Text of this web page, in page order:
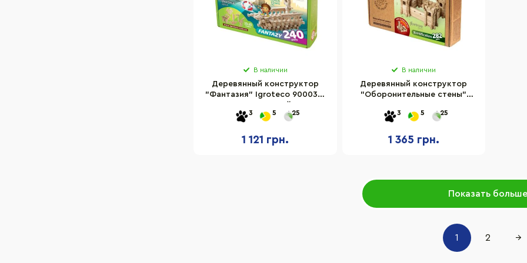
В наличии
Деревянный конструктор
"Фантазия" Igroteco 900033,
3 5 25
1 121 грн.
В наличии
Деревянный конструктор
"Оборонительные стены"
3 5 25
1 365 грн.
Показать больше
1 2 →